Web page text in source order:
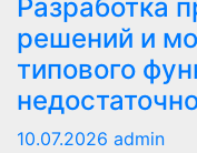
Разработка
решений и
типового
10.07.2026 admin